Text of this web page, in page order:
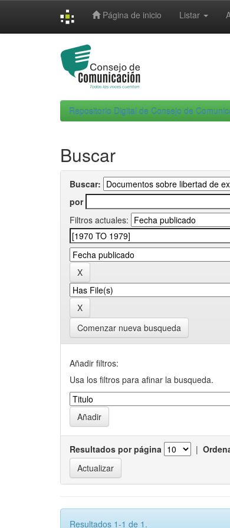
Página de inicio Listar
Repositorio Digital de Consejo de
Buscar
Buscar:
por
Filtros actuales:
Comenzar nueva busqueda
Añadir filtros:
Usa los filtros para afinar la busqueda.
Resultados por página |
Resultados 1-1 de 1.